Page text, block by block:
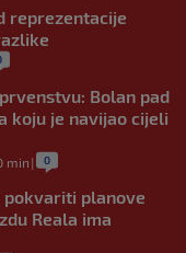
reprezentacije
Bolan pad
koju je navijao cijeli
min | 0
pokvariti planove
Reala ima